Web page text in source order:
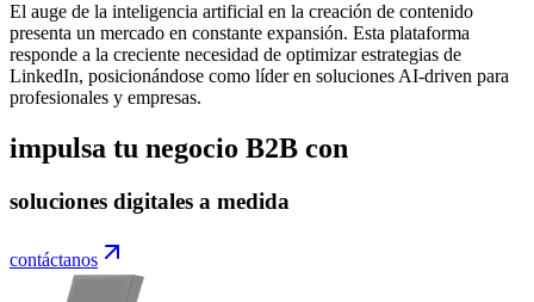
El auge de la inteligencia artificial en la creación de contenido
presenta un mercado en constante expansión. Esta plataforma
responde a la creciente necesidad de optimizar estrategias de
LinkedIn, posicionándose como líder en soluciones AI-driven para
profesionales y empresas.
impulsa tu negocio B2B con
soluciones digitales a medida
contáctanos